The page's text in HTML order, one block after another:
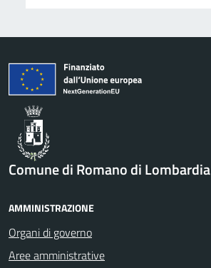
Comune di Romano di Lombardia
AMMINISTRAZIONE
Organi di governo
Aree amministrative